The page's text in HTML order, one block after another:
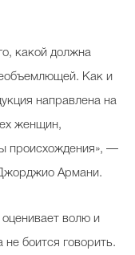
какой должна
Как и
направлена на
женщин,
происхождения», —
Армани.
волю и
боится говорить.